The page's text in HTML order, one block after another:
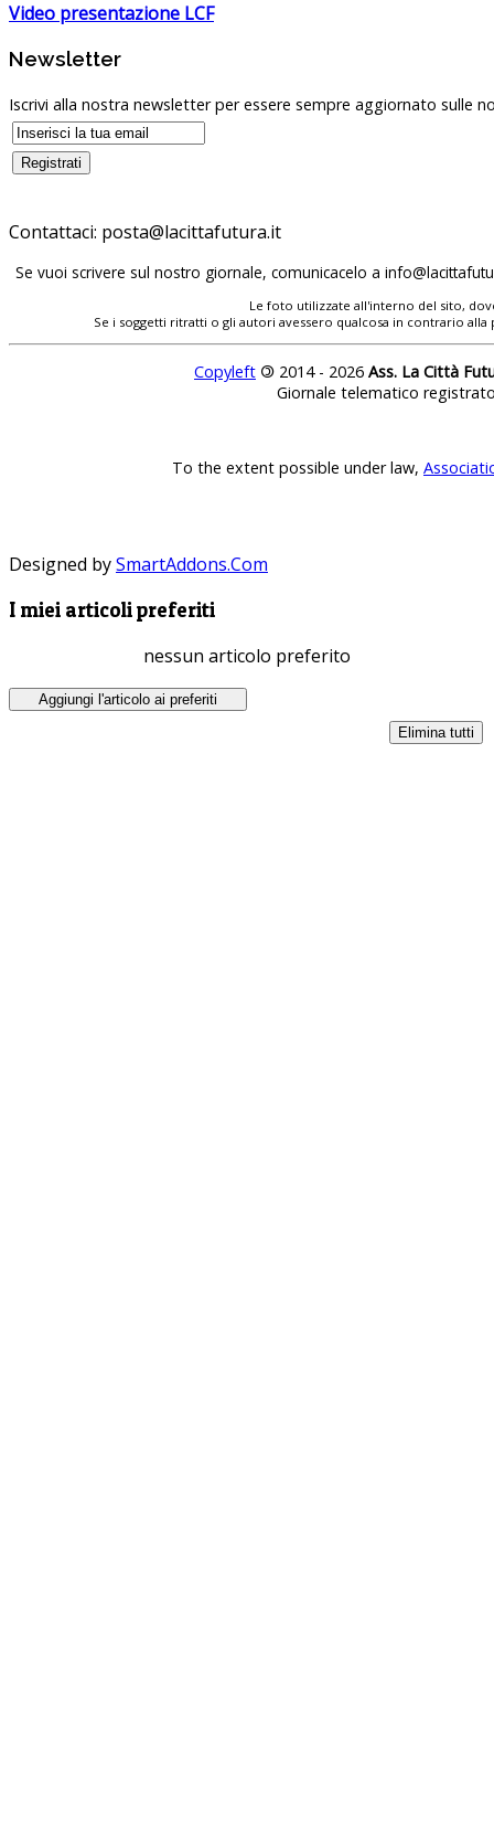
Video presentazione LCF
Newsletter
Iscrivi alla nostra newsletter per essere sempre aggiornato sulle
Contattaci: posta@lacittafutura.it
Se vuoi scrivere sul nostro giornale, comunicacelo a
Le foto utilizzate all'interno del sito,
Se i soggetti ritratti o gli autori avessero qualcosa in contrario
Copyleft © 2014 - 2026 Ass. La Città
Giornale telematico
To the extent possible under law,
Designed bySmartAddons.Com
I miei articoli preferiti
nessun articolo preferito